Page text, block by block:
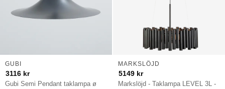
Gubi Semi Pendant taklampa ø
GUBI
3116 kr
Markslöjd - Taklampa LEVEL 3L -
MARKSLÖJD
5149 kr